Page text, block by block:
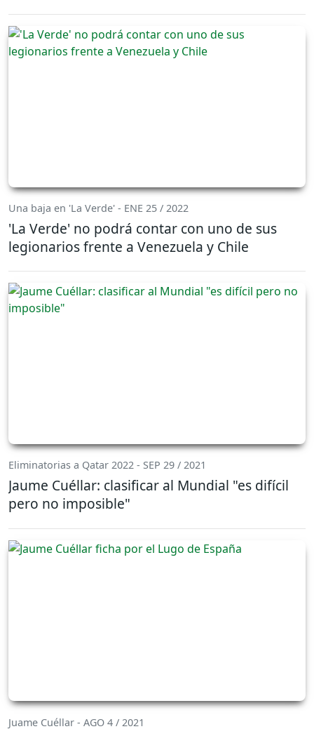
Una baja en 'La Verde' - ENE 25 / 2022
'La Verde' no podrá contar con uno de sus
legionarios frente a Venezuela y Chile
Eliminatorias a Qatar 2022 - SEP 29 / 2021
Jaume Cuéllar: clasificar al Mundial "es difícil
pero no imposible"
Juame Cuéllar - AGO 4 / 2021